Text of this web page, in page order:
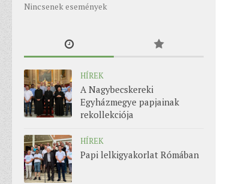
Nincsenek események
HÍREK
A Nagybecskereki
Egyházmegye papjainak
rekollekciója
HÍREK
Papi lelkigyakorlat Rómában